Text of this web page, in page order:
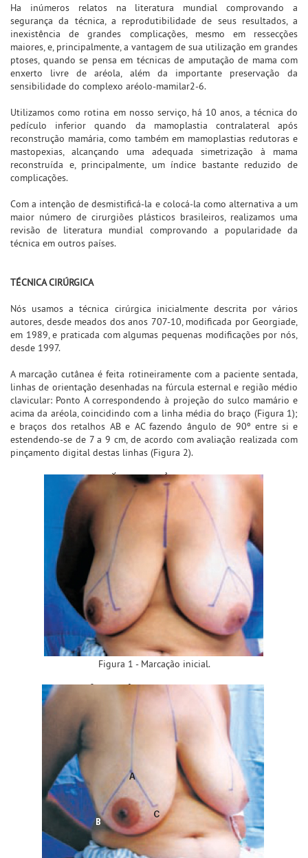
Ha inúmeros relatos na literatura mundial comprovando a
segurança da técnica, a reprodutibilidade de seus resultados, a
inexistência de grandes complicações, mesmo em ressecções
maiores, e, principalmente, a vantagem de sua utilização em grandes
ptoses, quando se pensa em técnicas de amputação de mama com
enxerto livre de aréola, além da importante preservação da
sensibilidade do complexo aréolo-mamilar2-6.
Utilizamos como rotina em nosso serviço, há 10 anos, a técnica do
pedículo inferior quando da mamoplastia contralateral após
reconstrução mamária, como também em mamoplastias redutoras e
mastopexias, alcançando uma adequada simetrização à mama
reconstruída e, principalmente, um índice bastante reduzido de
complicações.
Com a intenção de desmistificá-la e colocá-la como alternativa a um
maior número de cirurgiões plásticos brasileiros, realizamos uma
revisão de literatura mundial comprovando a popularidade da
técnica em outros países.
TÉCNICA CIRÚRGICA
Nós usamos a técnica cirúrgica inicialmente descrita por vários
autores, desde meados dos anos 707-10, modificada por Georgiade,
em 1989, e praticada com algumas pequenas modificações por nós,
desde 1997.
A marcação cutânea é feita rotineiramente com a paciente sentada,
linhas de orientação desenhadas na fúrcula esternal e região médio
clavicular: Ponto A correspondendo à projeção do sulco mamário e
acima da aréola, coincidindo com a linha média do braço (Figura 1);
e braços dos retalhos AB e AC fazendo ângulo de 90º entre si e
estendendo-se de 7 a 9 cm, de acordo com avaliação realizada com
pinçamento digital destas linhas (Figura 2).
Figura 1 - Marcação inicial.